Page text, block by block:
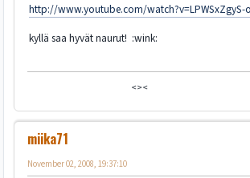
http://www.youtube.com/watch?v=LPWSxZgyS-
kyllä saa hyvät naurut! :wink:
miika71
November 02, 2008, 19:37:10